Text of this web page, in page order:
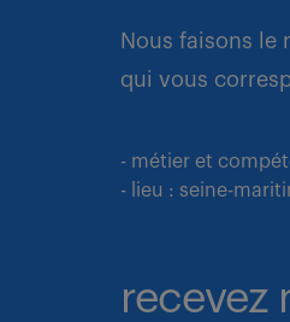
Nous faisons le
qui vous
- métier et
- lieu : seine-
recevez